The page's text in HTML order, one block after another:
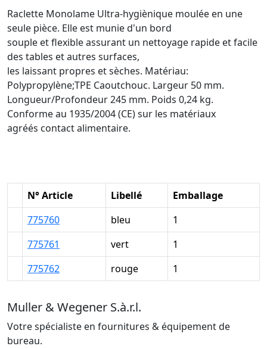
Raclette Monolame Ultra-hygiènique moulée en une
seule pièce. Elle est munie d'un bord
souple et flexible assurant un nettoyage rapide et facile
des tables et autres surfaces,
les laissant propres et sèches. Matériau:
Polypropylène;TPE Caoutchouc. Largeur 50 mm.
Longueur/Profondeur 245 mm. Poids 0,24 kg.
Conforme au 1935/2004 (CE) sur les matériaux
agréés contact alimentaire.
N° Article Libellé
Emballage
775760
bleu
1
775761
vert
1
775762
rouge 1
Muller & Wegener S.à.r.l.
Votre spécialiste en fournitures & équipement de
bureau.